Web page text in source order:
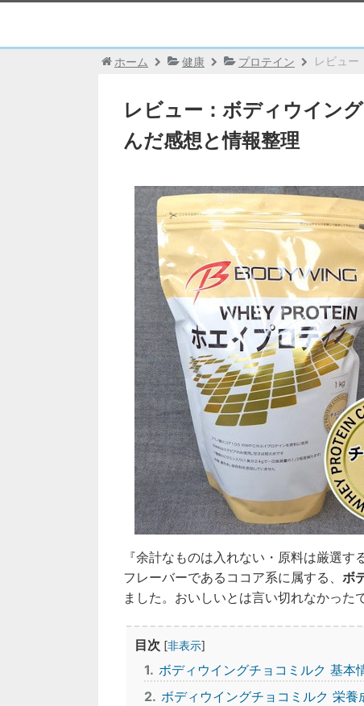
ホーム 健康 プロテイン レビュー
レビュー：ボディウイン
んだ感想と情報整理
『余計なものは入れない・原料は厳選
フレーバーであるココア系に属する、 ボ
ました。おいしいとは言い切れなかった
目次 [非表示]
1 ボディウイングチョコミルク 基本
2 ボディウイングチョコミルク 栄養